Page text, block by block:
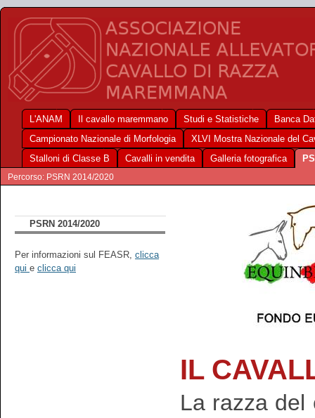
L'ANAM Il cavallo maremmano Studi e Statistiche
Banca
Campionato Nazionale di Morfologia
XLVI Mostra Nazionale del
Stalloni di Classe B
Cavalli in vendita Galleria fotografica
Percorso: PSRN 2014/2020
PSRN 2014/2020
Per informazioni sul FEASR, clicca
qui e clicca qui
IL
La razza del